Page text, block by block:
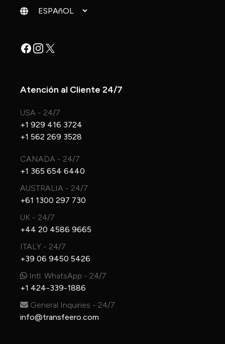
Cambiar idioma
Facebook
Instagram
X
Atención al Cliente 24/7
USA - 24/7
+1 929 416 3724
+1 562 269 3528
CANADA - 24/7
+1 365 654 6440
AUSTRALIA - 24/7
+61 1300 297 730
UK - 24/7
+44 20 4586 9665
ITALY - 24/7
+39 06 9450 5426
Intl. WhatsApp - 24/7
+1 424-339-1886
General Inquiries - 24/7
info@transfeero.com